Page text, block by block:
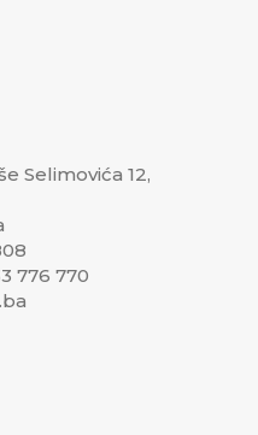
Selimovića 12,
776 770